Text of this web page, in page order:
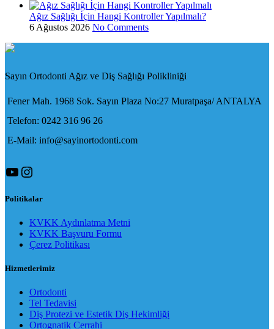
Ağız Sağlığı İçin Hangi Kontroller Yapılmalı?
6 Ağustos 2026 No Comments
Sayın Ortodonti Ağız ve Diş Sağlığı Polikliniği
Fener Mah. 1968 Sok. Sayın Plaza No:27 Muratpaşa/ ANTALYA
Telefon: 0242 316 96 26
E-Mail: info@sayinortodonti.com
YouTube
Instagram
Politikalar
KVKK Aydınlatma Metni
KVKK Başvuru Formu
Çerez Politikası
Hizmetlerimiz
Ortodonti
Tel Tedavisi
Diş Protezi ve Estetik Diş Hekimliği
Ortognatik Cerrahi